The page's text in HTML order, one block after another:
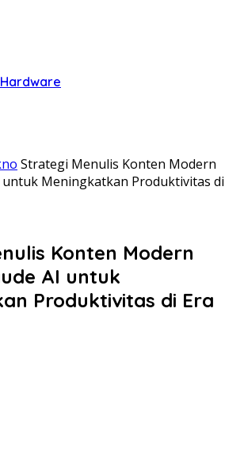
Strategi Menulis Konten Modern
untuk Meningkatkan Produktivitas di
Konten Modern
AI untuk
Produktivitas di Era